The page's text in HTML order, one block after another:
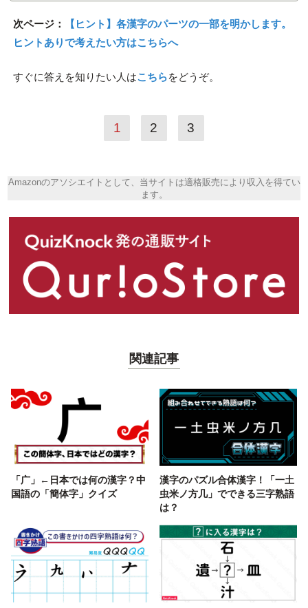
次ページ：
【ヒント】各漢字のパーツの一部を明かします。
ヒントありで考えたい方はこちらへ
すぐに答えを知りたい人はこちらをどうぞ。
1 2 3
Amazonのアソシエイトとして、当サイトは適格販売により収入を得てい
ます。
関連記事
「广」←日本では何の漢字？中
国語の「簡体字」クイズ
漢字のパズル合体漢字！「一土
虫米ノ方几」でできる三字熟語
は？